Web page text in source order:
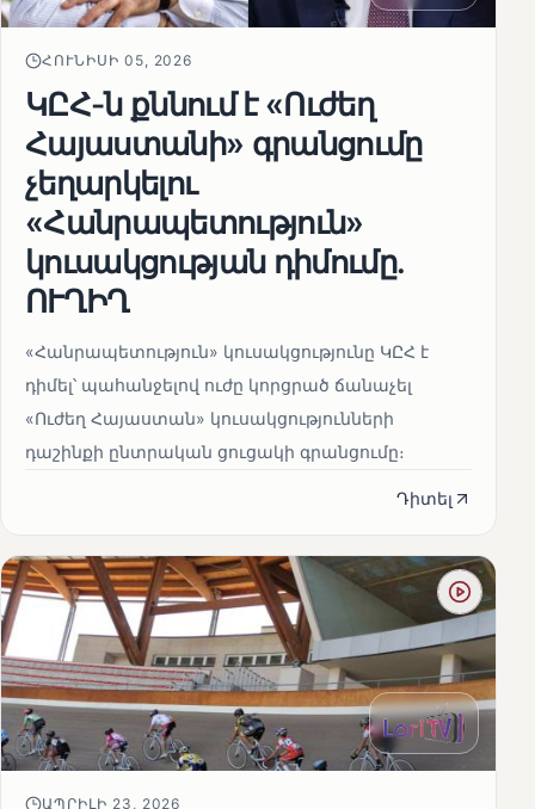
ՀՈՒՆԻՍԻ 05, 2026
ԿԸՀ-ն քննում է «Ուժեղ
Հայաստանի» գրանցումը
չեղարկելու
«Հանրապետություն»
կուսակցության դիմումը.
ՈՒՂԻՂ
«Հանրապետություն» կուսակցությունը ԿԸՀ է
դիմել՝ պահանջելով ուժը կորցրած ճանաչել
«Ուժեղ Հայաստան» կուսակցությունների
դաշինքի ընտրական ցուցակի գրանցումը։
Դիտել
ԱՊՐԻԼԻ 23, 2026